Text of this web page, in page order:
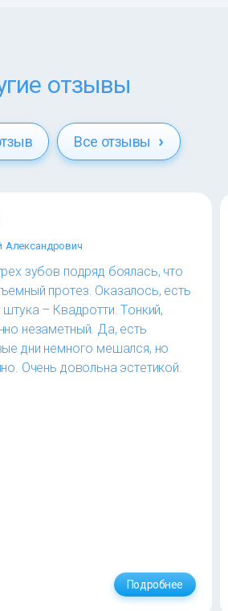
отзывы
Все отзывы
зубов подряд боялась, что
протез. Оказалось, есть
штука – Квадротти. Тонкий,
незаметный. Да, есть
дни немного мешался, но
Очень довольна эстетикой.
Подробнее